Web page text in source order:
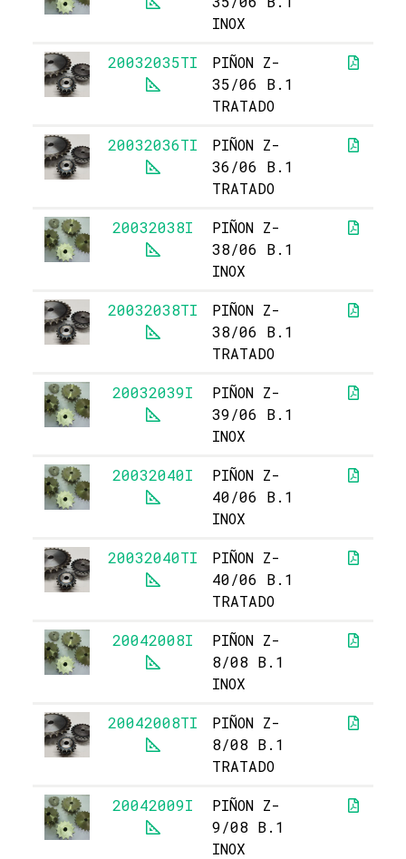
INOX
20032035TI
PIÑON Z-
35/06 B.1
TRATADO
20032036TI
PIÑON Z-
36/06 B.1
TRATADO
20032038I
PIÑON Z-
38/06 B.1
INOX
20032038TI
PIÑON Z-
38/06 B.1
TRATADO
20032039I
PIÑON Z-
39/06 B.1
INOX
20032040I
PIÑON Z-
40/06 B.1
INOX
20032040TI
PIÑON Z-
40/06 B.1
TRATADO
20042008I
PIÑON Z-
8/08 B.1
INOX
20042008TI
PIÑON Z-
8/08 B.1
TRATADO
20042009I
PIÑON Z-
9/08 B.1
INOX